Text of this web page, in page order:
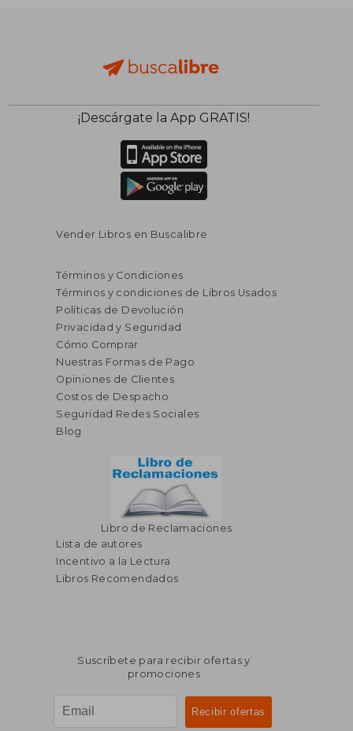
¡Descárgate la App GRATIS!
Vender Libros en Buscalibre
Términos y Condiciones
Términos y condiciones de Libros Usados
Políticas de Devolución
Privacidad y Seguridad
Cómo Comprar
Nuestras Formas de Pago
Opiniones de Clientes
Costos de Despacho
Seguridad Redes Sociales
Blog
Libro de Reclamaciones
Lista de autores
Incentivo a la Lectura
Libros Recomendados
Suscríbete para recibir ofertas y
promociones